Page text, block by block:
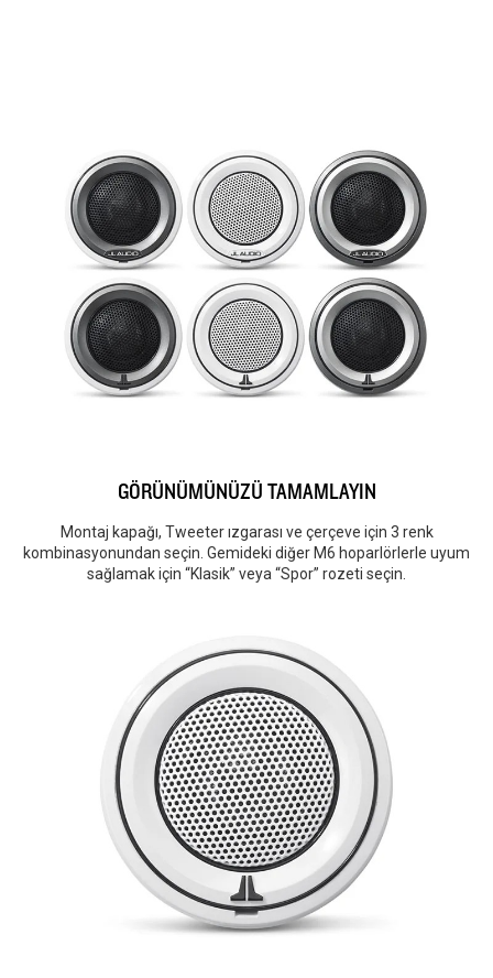
GÖRÜNÜMÜNÜZÜ TAMAMLAYIN
Montaj kapağı, Tweeter ızgarası ve çerçeve için 3 renk
kombinasyonundan seçin. Gemideki diğer M6 hoparlörlerle uyum
sağlamak için “Klasik” veya “Spor” rozeti seçin.